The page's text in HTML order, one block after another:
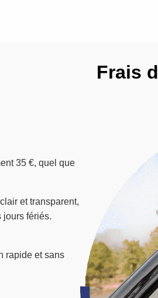
35 €, quel que
et transparent,
jours fériés.
rapide et sans
Frais